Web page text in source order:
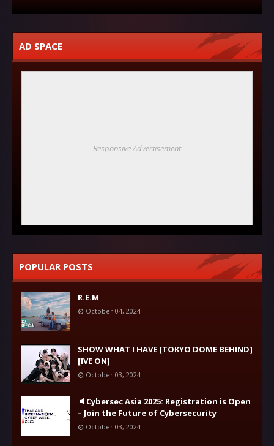
AD SPACE
Responsive Advertisement
POPULAR POSTS
R.E.M
October 04, 2024
SHOW WHAT I HAVE [TOKYO DOME BEHIND]
[IVE ON]
October 03, 2024
🔈Cybersec Asia 2025: Registration is Open
– Join the Future of Cybersecurity
October 03, 2024